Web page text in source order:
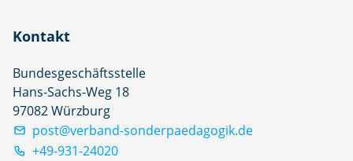
Kontakt
Bundesgeschäftsstelle
Hans-Sachs-Weg 18
97082 Würzburg
post@verband-sonderpaedagogik.de
+49-931-24020